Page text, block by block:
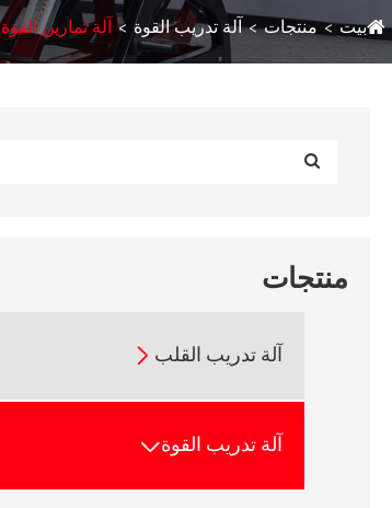
بيت منتجات آلة تدريب القوة آلة تمارين القوة
منتجات
آلة تدريب القلب 
آلة تدريب القوة